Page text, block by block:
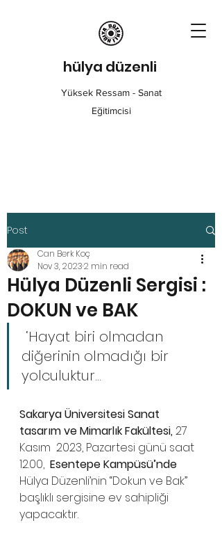
hülya düzenli
Yüksek Ressam - Sanat
Eğitimcisi
Post
Hülya Düzenli Sergisi :
DOKUN ve BAK
Can Berk Koç
Nov 3, 20232 min read
diğerinin olmadığı bir
yolculuktur…
Sakarya Üniversitesi Sanat
tasarım ve Mimarlık Fakültesi, 27
Kasım 2023, Pazartesi günü saat
12.00, Esentepe Kampüsü’nde
Hülya Düzenli’nin “Dokun ve Bak”
başlıklı sergisine ev sahipliği
yapacaktır.